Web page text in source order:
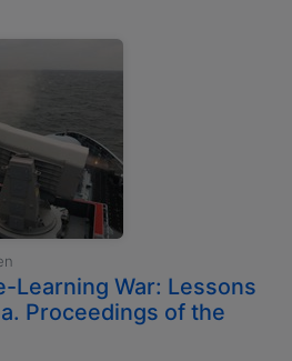
Learning War: Lessons
Proceedings of the